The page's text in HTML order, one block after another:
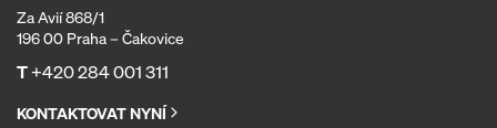
Za Avií 868/1
196 00 Praha – Čakovice
T+420 284 001 311
KONTAKTOVAT NYNÍ